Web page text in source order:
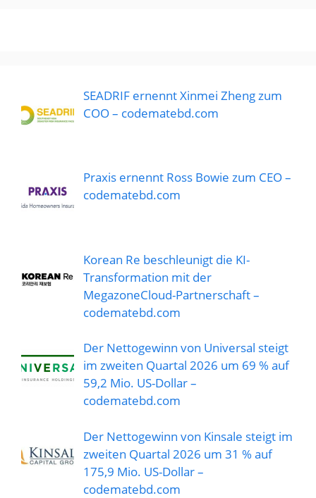
SEADRIF ernennt Xinmei Zheng zum
COO – codematebd.com
Praxis ernennt Ross Bowie zum CEO –
codematebd.com
Korean Re beschleunigt die KI-
Transformation mit der
MegazoneCloud-Partnerschaft –
codematebd.com
Der Nettogewinn von Universal steigt
im zweiten Quartal 2026 um 69 % auf
59,2 Mio. US-Dollar –
codematebd.com
Der Nettogewinn von Kinsale steigt im
zweiten Quartal 2026 um 31 % auf
175,9 Mio. US-Dollar –
codematebd.com